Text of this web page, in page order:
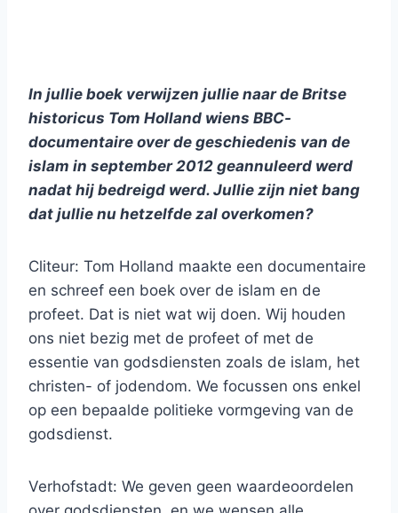
In jullie boek verwijzen jullie naar de Britse
historicus Tom Holland wiens BBC-
documentaire over de geschiedenis van de
islam in september 2012 geannuleerd werd
nadat hij bedreigd werd. Jullie zijn niet bang
dat jullie nu hetzelfde zal overkomen?
Cliteur: Tom Holland maakte een documentaire
en schreef een boek over de islam en de
profeet. Dat is niet wat wij doen. Wij houden
ons niet bezig met de profeet of met de
essentie van godsdiensten zoals de islam, het
christen- of jodendom. We focussen ons enkel
op een bepaalde politieke vormgeving van de
godsdienst.
Verhofstadt: We geven geen waardeoordelen